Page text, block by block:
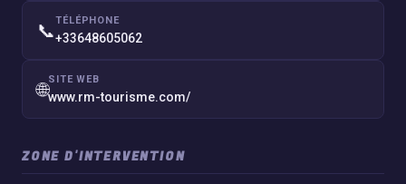
📞TÉLÉPHONE
+33648605062
🌐SITE WEB
www.rm-tourisme.com/
ZONE D'INTERVENTION